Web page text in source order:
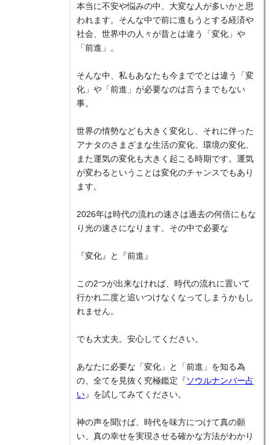
本当に不安や悩みの中、大変な人が多いかと思
われます。そんな中で前に進もうとする経済や
社会、世界中の人々が昔とは違う「変化」や
「前進」。
そんな中、私もあなたも今まででとは違う「変
化」や「前進」が必要なのは言うまでもない
事。
世界の情勢なども大きく変化し、それに伴った
アナタのさまざまな生活の変化、環境の変化、
また運気の変化も大きく起こる時期です。運気
が変わるということは変化のチャンスでもあり
ます。
2026年は時代の流れの速さは過去の何倍にもな
り光の速さになります。その中で必要な
『変化』と『前進』
この2つが出来なければ、時代の流れに置いて
行かれ二度と追いつけなくなってしまうかもし
れません。
でも大丈夫。安心してください。
あなたに必要な「変化」と「前進」を知る為
の、全てを見抜く究極鑑定『 ソウルナンバー占
い 』を試してみてください。
神の声を聞けば、時代を味方につけて真の願
い、真の幸せを実現させる確かな方法がわかり